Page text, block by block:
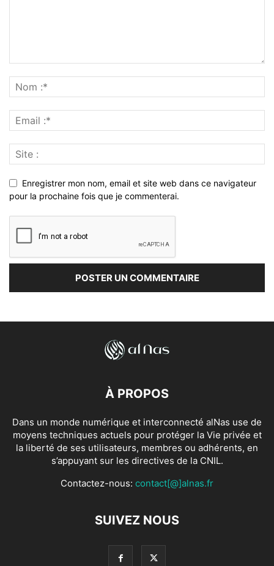
Enregistrer mon nom, email et site web dans ce navigateur
pour la prochaine fois que je commenterai.
À PROPOS
Dans un monde numérique et interconnecté alNas use de
moyens techniques actuels pour protéger la Vie privée et
la liberté de ses utilisateurs, membres ou adhérents, en
s’appuyant sur les directives de la CNIL.
Contactez-nous: contact[@]alnas.fr
SUIVEZ NOUS